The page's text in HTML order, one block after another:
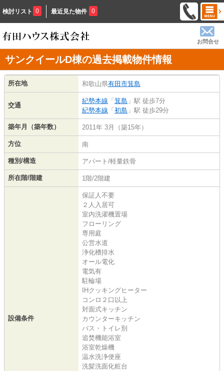
検討リスト 0 最近見た物件 0
お問合せ
サンクイールD棟の過去掲載物件情報
所在地 和歌山県有田市箕島
交通
紀勢本線 「 箕島 」駅 徒歩7分
紀勢本線 「 初島 」駅 徒歩29分
築年月（築年数） 2011年 3月（築15年）
方位 南
種別/構造 アパート/軽量鉄骨
所在階/階建 1階/2階建
設備条件
保証人不要
２人入居可
室内洗濯機置場
フローリング
専用庭
公営水道
浄化槽排水
オール電化
電気有
駐輪場
IHクッキングヒーター
コンロ２口以上
対面式キッチン
カウンターキッチン
バス・トイレ別
追焚機能浴室
浴室乾燥機
温水洗浄便座
洗髪洗面化粧台